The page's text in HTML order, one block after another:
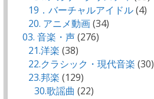
19．バーチャルアイドル(4)
20. アニメ動画(34)
03. 音楽・声(276)
21.洋楽 (38)
22.クラシック・現代音楽 (30)
23.邦楽 (129)
30.歌謡曲 (22)